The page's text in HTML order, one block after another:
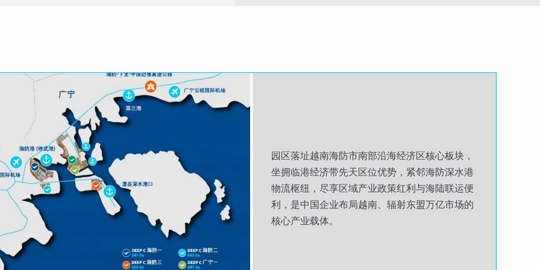
园区落址越南海防市南部沿海经济区核心板块，
坐拥临港经济带先天区位优势，紧邻海防深水港
物流枢纽，尽享区域产业政策红利与海陆联运便
利，是中国企业布局越南、辐射东盟万亿市场的
核心产业载体。